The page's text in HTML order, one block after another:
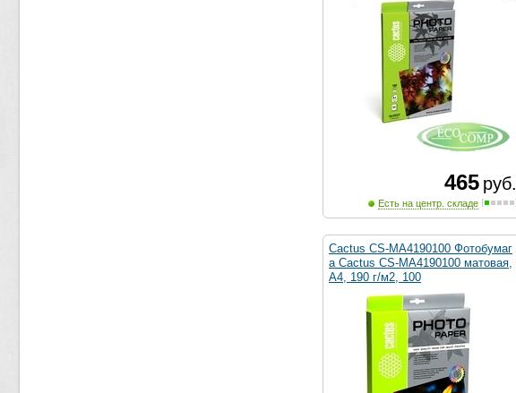
465 руб.
Есть на центр. складе
Cactus CS-MA4190100 Фотобумаг
а Cactus CS-MA4190100 матовая,
A4, 190 г/м2, 100